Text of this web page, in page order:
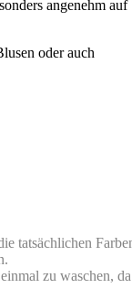
angenehm auf
oder auch
tatsächlichen
zu waschen, da